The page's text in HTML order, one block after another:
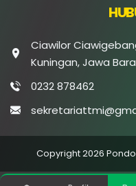
Ciawilor
Kuningan, Jawa
0232 878462
Copyright 2026